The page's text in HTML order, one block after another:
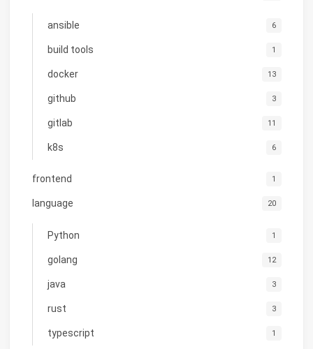
ansible 6
build tools 1
docker 13
github 3
gitlab 11
k8s 6
frontend 1
language 20
Python 1
golang 12
java 3
rust 3
typescript 1